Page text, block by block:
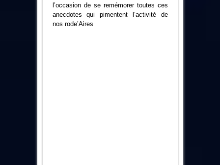
l’occasion de se remémorer toutes ces
anecdotes qui pimentent l’activité de
nos rode’Aires